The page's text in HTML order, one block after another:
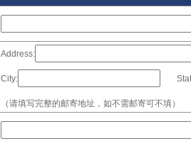
Address:
City:
（请填写完整的邮寄地址，如不需邮寄可不填）